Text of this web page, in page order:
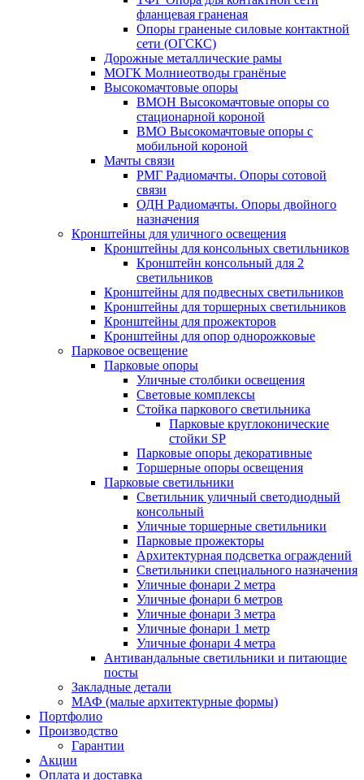
фланцевая граненая
Опоры граненые силовые контактной
сети (ОГСКС)
Дорожные металлические рамы
МОГК Молниеотводы гранёные
Высокомачтовые опоры
ВМОН Высокомачтовые опоры со
стационарной короной
ВМО Высокомачтовые опоры с
мобильной короной
Мачты связи
РМГ Радиомачты. Опоры сотовoй
связи
ОДН Радиомачты. Опоры двойного
назначения
Кронштейны для уличного освещения
Кронштейны для консольных светильников
Кронштейн консольный для 2
светильников
Кронштейны для подвесных светильников
Кронштейны для торшерных светильников
Кронштейны для прожекторов
Кронштейны для опор однорожковые
Парковое освещение
Парковые опоры
Уличные столбики освещения
Световые комплексы
Стойка паркового светильника
Парковые круглоконические
стойки SP
Парковые опоры декоративные
Торшерные опоры освещения
Парковые светильники
Светильник уличный светодиодный
консольный
Уличные торшерные светильники
Парковые прожекторы
Архитектурная подсветка ограждений
Светильники специального назначения
Уличные фонари 2 метра
Уличные фонари 6 метров
Уличные фонари 3 метра
Уличные фонари 1 метр
Уличные фонари 4 метра
Антивандальные светильники и питающие
посты
Закладные детали
МАФ (малые архитектурные формы)
Портфолио
Производство
Гарантии
Акции
Оплата и доставка